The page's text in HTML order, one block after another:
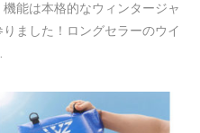
能は本格的なウィンタージャ
ました！ロングセラーのウイ